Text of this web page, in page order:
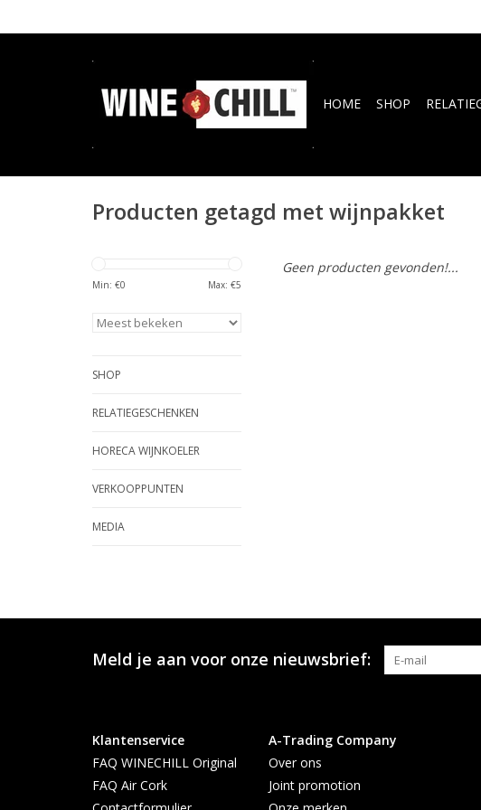
HOME SHOP
Producten getagd met wijnpakket
Min: €0 Max: €5
SHOP
RELATIEGESCHENKEN
HORECA WIJNKOELER
VERKOOPPUNTEN
MEDIA
Geen producten gevonden!...
Meld je aan voor onze nieuwsbrief:
Klantenservice
FAQ WINECHILL Original
FAQ Air Cork
A-Trading Company
Over ons
Joint promotion